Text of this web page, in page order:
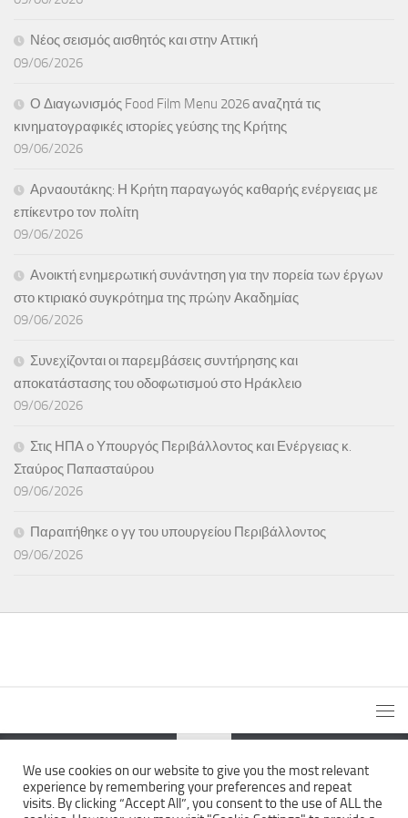
Νέος σεισμός αισθητός και στην Αττική
09/06/2026
Ο Διαγωνισμός Food Film Menu 2026 αναζητά τις
κινηματογραφικές ιστορίες γεύσης της Κρήτης
09/06/2026
Αρναουτάκης: Η Κρήτη παραγωγός καθαρής ενέργειας με
επίκεντρο τον πολίτη
09/06/2026
Ανοικτή ενημερωτική συνάντηση για την πορεία των έργων
στο κτιριακό συγκρότημα της πρώην Ακαδημίας
09/06/2026
Συνεχίζονται οι παρεμβάσεις συντήρησης και
αποκατάστασης του οδοφωτισμού στο Ηράκλειο
09/06/2026
Στις ΗΠΑ ο Υπουργός Περιβάλλοντος και Ενέργειας κ.
Σταύρος Παπασταύρου
09/06/2026
Παραιτήθηκε ο γγ του υπουργείου Περιβάλλοντος
09/06/2026
The News Wall © 2026. All Rights Reserved.
We use cookies on our website to give you the most relevant
experience by remembering your preferences and repeat
visits. By clicking “Accept All”, you consent to the use of ALL the